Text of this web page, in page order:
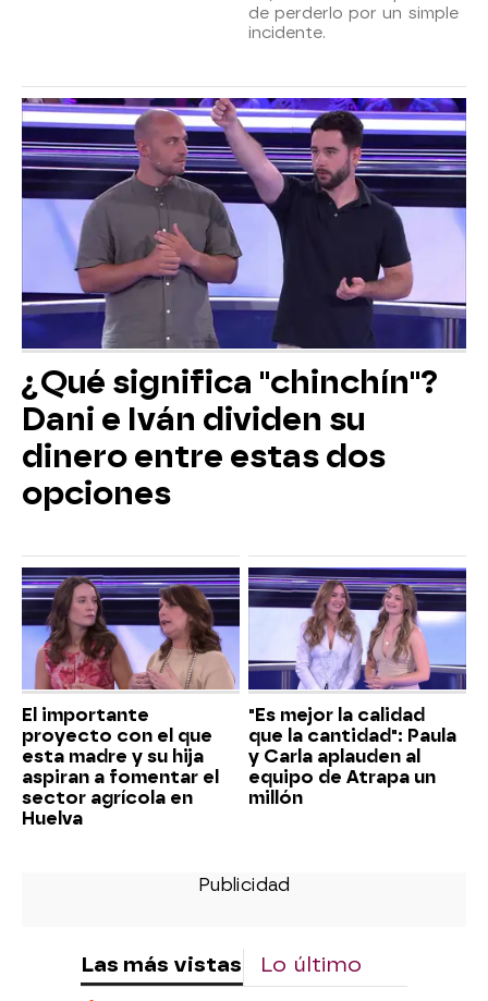
de perderlo por un simple
incidente.
¿Qué significa "chinchín"?
Dani e Iván dividen su
dinero entre estas dos
opciones
El importante
proyecto con el que
esta madre y su hija
aspiran a fomentar el
sector agrícola en
Huelva
"Es mejor la calidad
que la cantidad": Paula
y Carla aplauden al
equipo de Atrapa un
millón
Las más vistas Lo último